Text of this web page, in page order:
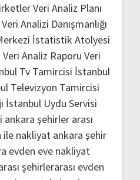
Veri Analiz Planı
Veri Analizi Danışmanlığı
İstatistik Atolyesi
Veri Analiz Raporu Veri
Tv Tamircisi İstanbul
Televizyon Tamircisi
İstanbul Uydu Servisi
ankara şehirler arası
ile nakliyat ankara şehir
evden eve nakliyat
şehirlerarası evden